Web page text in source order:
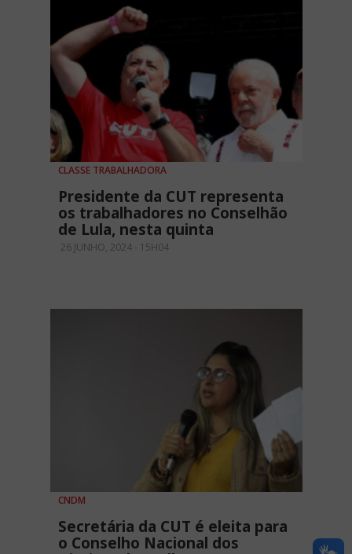
CLASSE TRABALHADORA
Presidente da CUT representa
os trabalhadores no Conselhão
de Lula, nesta quinta
26 JUNHO, 2024 - 15H04
CNDM
Secretária da CUT é eleita para
o Conselho Nacional dos